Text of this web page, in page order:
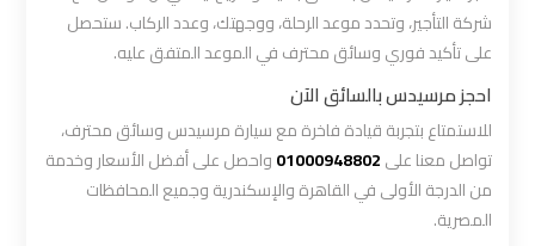
شركة التأجير، وتحدد موعد الرحلة، ووجهتك، وعدد الركاب. ستحصل
على تأكيد فوري وسائق محترف في الموعد المتفق عليه.
احجز مرسيدس بالسائق الآن
للاستمتاع بتجربة قيادة فاخرة مع سيارة مرسيدس وسائق محترف،
تواصل معنا على01000948802واحصل على أفضل الأسعار وخدمة
من الدرجة الأولى في القاهرة والإسكندرية وجميع المحافظات
المصرية.
ليموزين
الاسكندرية
القاهرة
ليموزين
الاسكندريه